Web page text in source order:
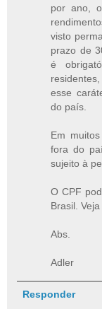
por ano,
visto
prazo de
é
esse
do país.
Em
fora do
sujeito à
O CPF
Brasil.
Abs.
Adler
Responder